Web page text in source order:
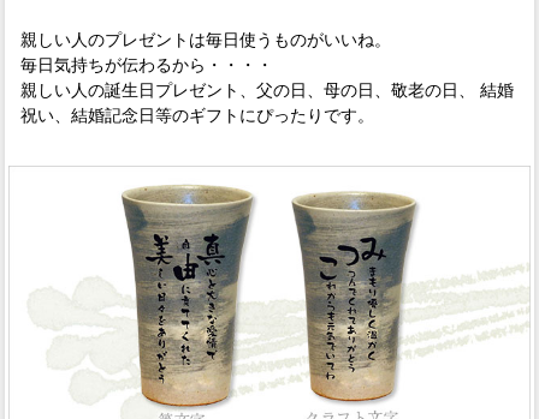
親しい人のプレゼントは毎日使うものがいいね。
毎日気持ちが伝わるから・・・・
親しい人の誕生日プレゼント、父の日、母の日、敬老の日、 結婚
祝い、結婚記念日等のギフトにぴったりです。